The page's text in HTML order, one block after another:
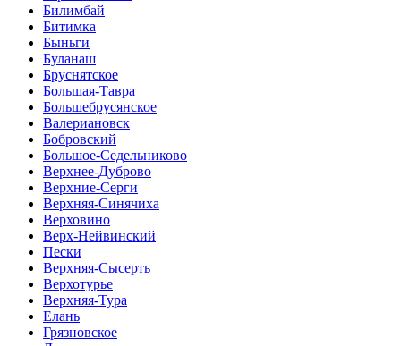
Билимбай
Битимка
Быньги
Буланаш
Бруснятское
Большая-Тавра
Большебрусянское
Валериановск
Бобровский
Большое-Седельниково
Верхнее-Дуброво
Верхние-Серги
Верхняя-Синячиха
Верховино
Верх-Нейвинский
Пески
Верхняя-Сысерть
Верхотурье
Верхняя-Тура
Елань
Грязновское